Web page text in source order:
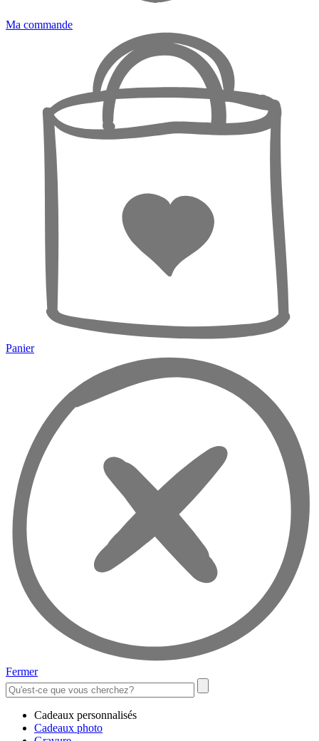
Ma commande
Panier
Fermer
Cadeaux personnalisés
Cadeaux photo